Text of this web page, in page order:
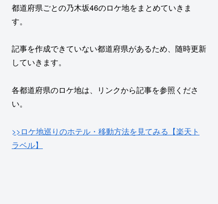
都道府県ごとの乃木坂46のロケ地をまとめていきま
す。
記事を作成できていない都道府県があるため、随時更新
していきます。
各都道府県のロケ地は、リンクから記事を参照くださ
い。
>>ロケ地巡りのホテル・移動方法を見てみる【楽天ト
ラベル】